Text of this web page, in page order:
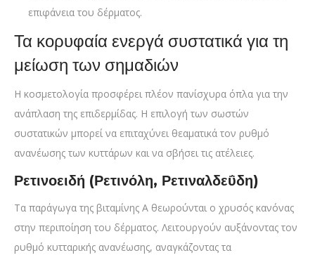
επιφάνεια του δέρματος.
Τα κορυφαία ενεργά συστατικά για τη
μείωση των σημαδιών
Η κοσμετολογία προσφέρει πλέον πανίσχυρα όπλα για την
ανάπλαση της επιδερμίδας. Η επιλογή των σωστών
συστατικών μπορεί να επιταχύνει θεαματικά τον ρυθμό
ανανέωσης των κυττάρων και να σβήσει τις ατέλειες.
Ρετινοειδή (Ρετινόλη, Ρετιναλδεΰδη)
Τα παράγωγα της βιταμίνης Α θεωρούνται ο χρυσός κανόνας
στην περιποίηση του δέρματος. Λειτουργούν αυξάνοντας τον
ρυθμό κυτταρικής ανανέωσης, αναγκάζοντας τα